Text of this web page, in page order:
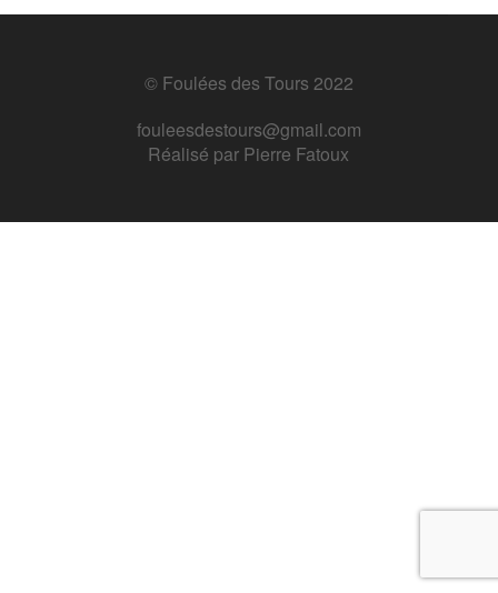
© Foulées des Tours 2022
fouleesdestours@gmail.com
Réalisé par Pierre Fatoux